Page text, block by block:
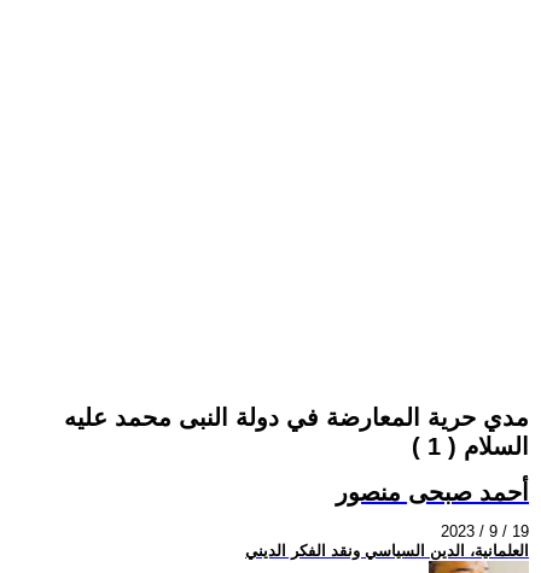
مدي حرية المعارضة في دولة النبى محمد عليه
السلام ( 1 )
أحمد صبحى منصور
2023 / 9 / 19
العلمانية، الدين السياسي ونقد الفكر الديني